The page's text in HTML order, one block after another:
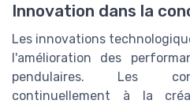
Innovation dans la
Les innovations
l'amélioration des
pendulaires. Les
continuellement à la